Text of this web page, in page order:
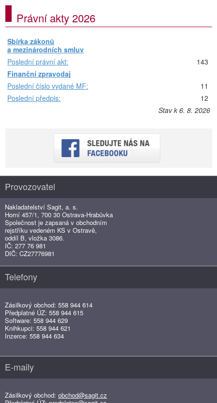
Právní akty 2026
Sbírka zákonů
a mezinárodních smluv
Poslední právní akt:
143
Finanční zpravodaj
Poslední číslo vydané MF:
11
Poslední předpis:
12
Stav k 6. 8. 2026
Provozovatel
Nakladatelství Sagit, a. s.
Horní 457/1, 700 30 Ostrava-Hrabůvka
Společnost je zapsaná v obchodním
rejstříku vedeném KS v Ostravě,
oddíl B, vložka 3086.
IČ: 277 76 981
DIČ: CZ27776981
Telefony
Zásilkový obchod: 558 944 614
Předplatné ÚZ: 558 944 615
Software: 558 944 629
Knihkupci: 558 944 621
Inzerce: 558 944 634
E-maily
Zásilkový obchod: obchod@sagit.cz